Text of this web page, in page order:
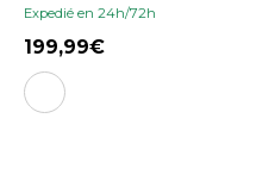
Expedié en 24h/72h
199,99